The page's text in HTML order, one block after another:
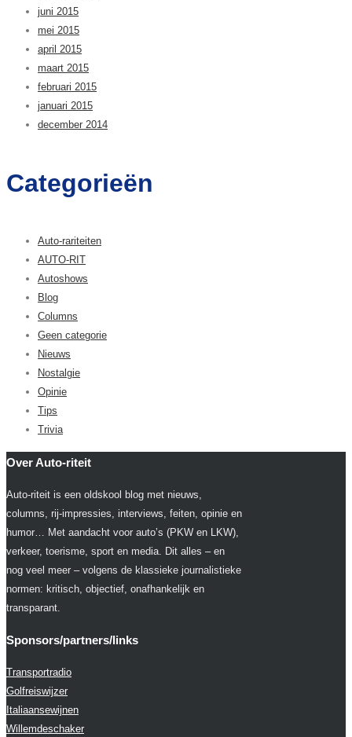
juni 2015
mei 2015
april 2015
maart 2015
februari 2015
januari 2015
december 2014
Categorieën
Auto-rariteiten
AUTO-RIT
Autoshows
Blog
Columns
Geen categorie
Nieuws
Nostalgie
Opinie
Tips
Trivia
Over Auto-riteit
Auto-riteit is een oldskool blog met nieuws,
columns, rij-impressies, interviews, feiten, opinie en
humor… Met aandacht voor auto’s (PKW en LKW),
verkeer, toerisme, sport en media. Dit alles – en
nog veel meer – volgens de klassieke journalistieke
normen: kritisch, objectief, onafhankelijk en
transparant.
Sponsors/partners/links
Transportradio
Golfreiswijzer
Italiaansewijnen
Willemdeschaker